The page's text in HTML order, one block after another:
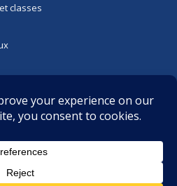
classes
de contrôle de flux
code.org 2018-2019
cookies. By continuing to use this
Politique